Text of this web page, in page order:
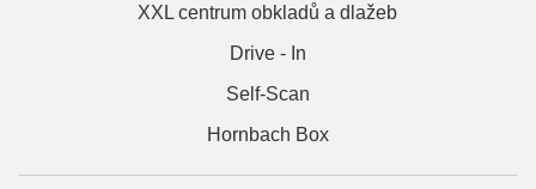
XXL centrum obkladů a dlažeb
Drive - In
Self-Scan
Hornbach Box